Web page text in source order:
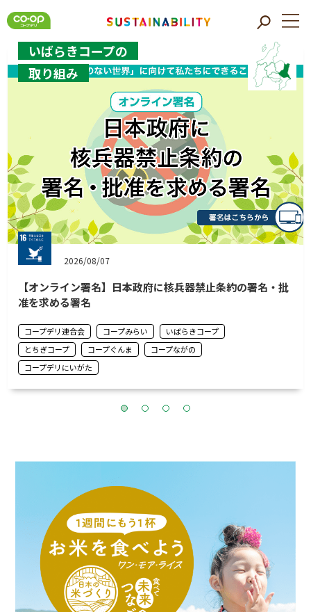
いばらきコープの
取り組み
2026/07/30
2025年度「認定NPO法人 世界の子どもにワクチンを 日本
委員会」へ279万9,700円を寄付しました
コープデリ連合会 コープみらい
いばらきコープ
とちぎコープ
コープぐんま
コープながの
コープデリにいがた